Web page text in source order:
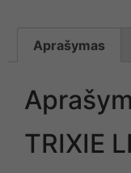
Aprašymas
TRIXIE